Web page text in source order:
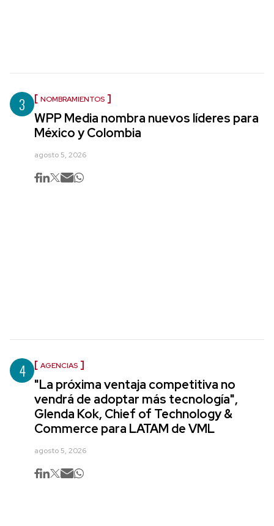
3 NOMBRAMIENTOS
WPP Media nombra nuevos líderes para
México y Colombia
agosto 5, 2026
4 AGENCIAS
"La próxima ventaja competitiva no
vendrá de adoptar más tecnología",
Glenda Kok, Chief of Technology &
Commerce para LATAM de VML
agosto 5, 2026